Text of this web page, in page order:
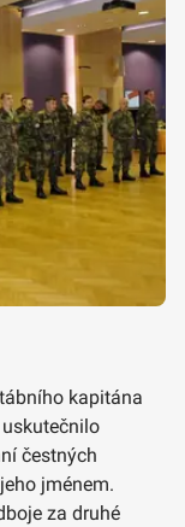
kapitána
čestných
jménem.
za druhé